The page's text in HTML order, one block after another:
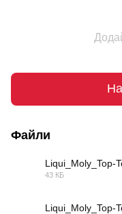
Файли
Liqui_Moly_Top-
43 КБ
Liqui_Moly_Top-